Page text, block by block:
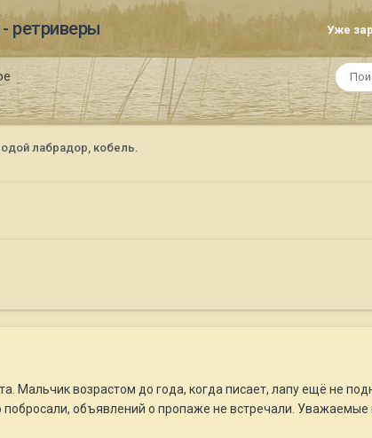
ретриверы Уже
лабрадор, кобель.
Мальчик возрастом до года, когда писает, лапу ещё не
объявлений о пропаже не встречали. Уважаемые